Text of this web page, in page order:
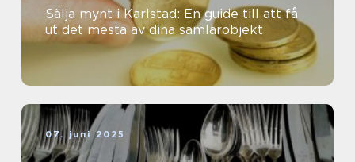
Sälja mynt i Karlstad: En guide till att få
ut det mesta av dina samlarobjekt
07. juni 2025